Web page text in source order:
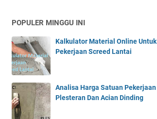
POPULER MINGGU INI
Kalkulator Material Online Untuk
Pekerjaan Screed Lantai
Analisa Harga Satuan Pekerjaan
Plesteran Dan Acian Dinding